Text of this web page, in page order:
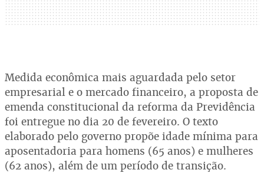
Medida econômica mais aguardada pelo setor
empresarial e o mercado financeiro, a proposta de
emenda constitucional da reforma da Previdência
foi entregue no dia 20 de fevereiro. O texto
elaborado pelo governo propõe idade mínima para
aposentadoria para homens (65 anos) e mulheres
(62 anos), além de um período de transição.